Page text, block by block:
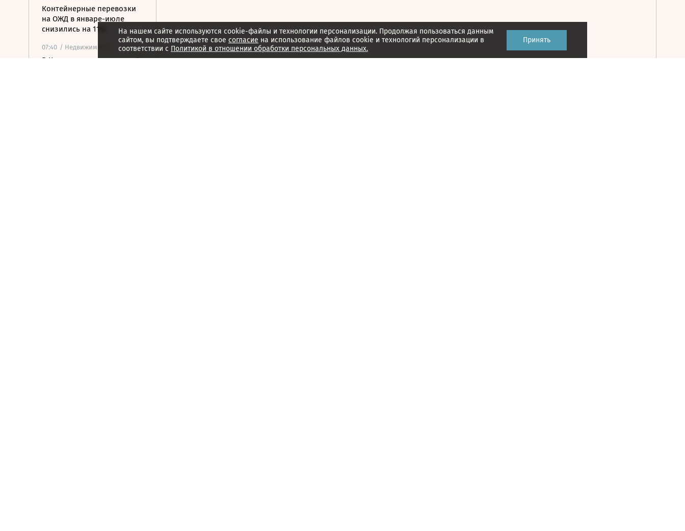
Контейнерные перевозки
на ОЖД в январе-июле
снизились на 11%
07:40 / Недвижимость
В Карелии построят новый
На нашем сайте используются cookie-файлы и технологии персонализации. Продолжая пользоваться данным
сайтом, вы подтверждаете свое согласие на использование файлов cookie и технологий персонализации в
соответствии с Политикой в отношении обработки персональных данных.
Принять